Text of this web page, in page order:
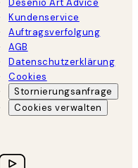
Kundenservice
Auftragsverfolgung
AGB
Datenschutzerklärung
Cookies
Stornierungsanfrage
Cookies verwalten